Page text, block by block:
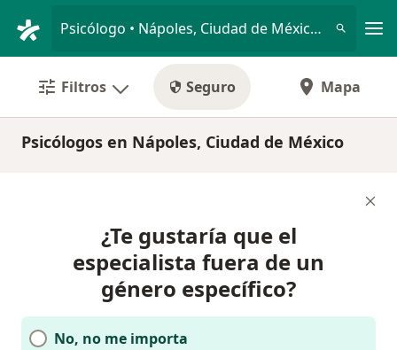
Psicólogo • Nápoles, Ciudad de México, CDMX
Filtros Seguro Mapa
Psicólogos en Nápoles, Ciudad de México
¿Te gustaría que el
especialista fuera de un
género específico?
No, no me importa